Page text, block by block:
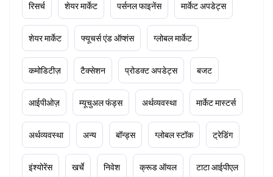
रिसर्च शेयर मार्केट पर्सनल फाइनेंस मार्केट अपडेट्स
शेयर मार्केट फ्यूचर्स एंड ऑप्शंस ग्लोबल मार्केट
कमोडिटीज़ टैक्सेशन प्रोडक्ट अपडेट्स बजट
आईपीओज़ म्यूचुअल फंड्स अर्थव्यवस्था मार्केट मास्टर्स
अर्थव्यवस्था अन्य बॉन्ड्स ग्लोबल स्टॉक ट्रेडिंग
इंश्योरेंस खर्चे निवेश क्रूड ऑयल टाटा आईपीएल